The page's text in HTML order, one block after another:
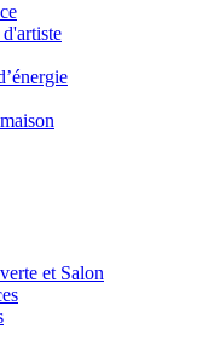
et Salon